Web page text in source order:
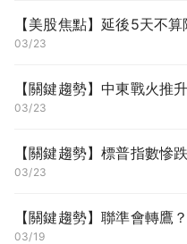
03/23
03/23
03/23
03/19